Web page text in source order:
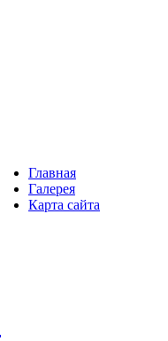
Главная
Галерея
Карта сайта